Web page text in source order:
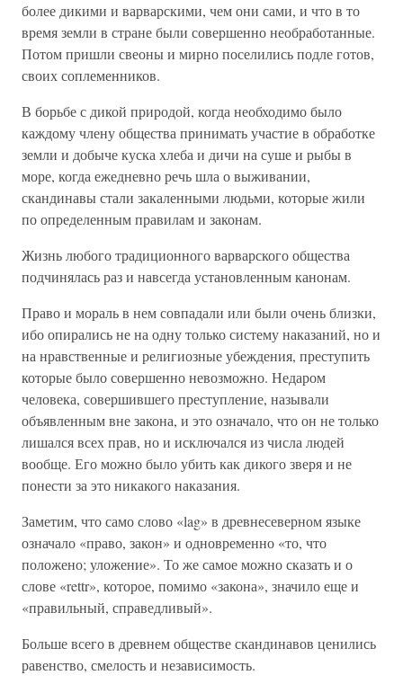
более дикими и варварскими, чем они сами, и что в то
время земли в стране были совершенно необработанные.
Потом пришли свеоны и мирно поселились подле готов,
своих соплеменников.
В борьбе с дикой природой, когда необходимо было
каждому члену общества принимать участие в обработке
земли и добыче куска хлеба и дичи на суше и рыбы в
море, когда ежедневно речь шла о выживании,
скандинавы стали закаленными людьми, которые жили
по определенным правилам и законам.
Жизнь любого традиционного варварского общества
подчинялась раз и навсегда установленным канонам.
Право и мораль в нем совпадали или были очень близки,
ибо опирались не на одну только систему наказаний, но и
на нравственные и религиозные убеждения, преступить
которые было совершенно невозможно. Недаром
человека, совершившего преступление, называли
объявленным вне закона, и это означало, что он не только
лишался всех прав, но и исключался из числа людей
вообще. Его можно было убить как дикого зверя и не
понести за это никакого наказания.
Заметим, что само слово «lag» в древнесеверном языке
означало «право, закон» и одновременно «то, что
положено; уложение». То же самое можно сказать и о
слове «rettr», которое, помимо «закона», значило еще и
«правильный, справедливый».
Больше всего в древнем обществе скандинавов ценились
равенство, смелость и независимость.